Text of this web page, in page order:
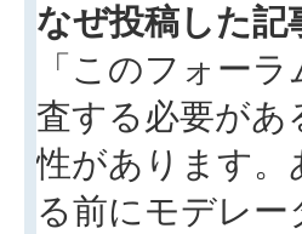
なぜ投稿した記
「このフォー
査する必要があ
性があります。
る前にモデレ